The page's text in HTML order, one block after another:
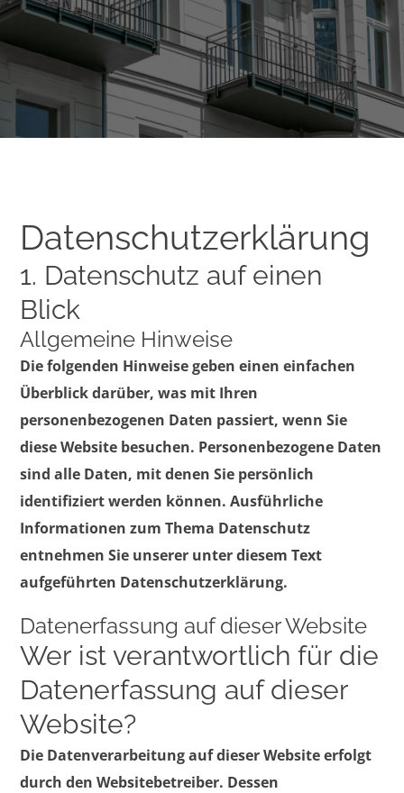
Datenschutz­erklärung
1. Datenschutz auf einen
Blick
Allgemeine Hinweise
Die folgenden Hinweise geben einen einfachen
Überblick darüber, was mit Ihren
personenbezogenen Daten passiert, wenn Sie
diese Website besuchen. Personenbezogene Daten
sind alle Daten, mit denen Sie persönlich
identifiziert werden können. Ausführliche
Informationen zum Thema Datenschutz
entnehmen Sie unserer unter diesem Text
aufgeführten Datenschutzerklärung.
Datenerfassung auf dieser Website
Wer ist verantwortlich für die
Datenerfassung auf dieser
Website?
Die Datenverarbeitung auf dieser Website erfolgt
durch den Websitebetreiber. Dessen